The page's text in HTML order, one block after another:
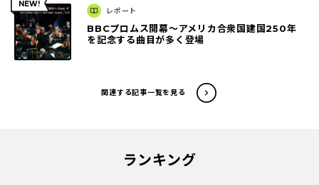
レポート
BBCプロムス開幕～アメリカ合衆国建国250年
を記念する曲目が多く登場
関連する記事一覧を見る
ランキング